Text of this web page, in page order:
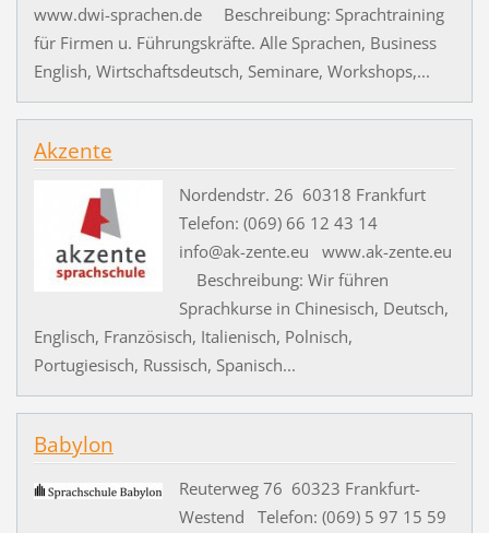
www.dwi-sprachen.de Beschreibung: Sprachtraining
für Firmen u. Führungskräfte. Alle Sprachen, Business
English, Wirtschaftsdeutsch, Seminare, Workshops,...
Akzente
Nordendstr. 26 60318 Frankfurt
Telefon: (069) 66 12 43 14
info@ak-zente.eu www.ak-zente.eu
Beschreibung: Wir führen
Sprachkurse in Chinesisch, Deutsch,
Englisch, Französisch, Italienisch, Polnisch,
Portugiesisch, Russisch, Spanisch...
Babylon
Reuterweg 76 60323 Frankfurt-
Westend Telefon: (069) 5 97 15 59